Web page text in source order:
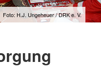
Foto: H.J. Ungeheuer / DRK e. V.